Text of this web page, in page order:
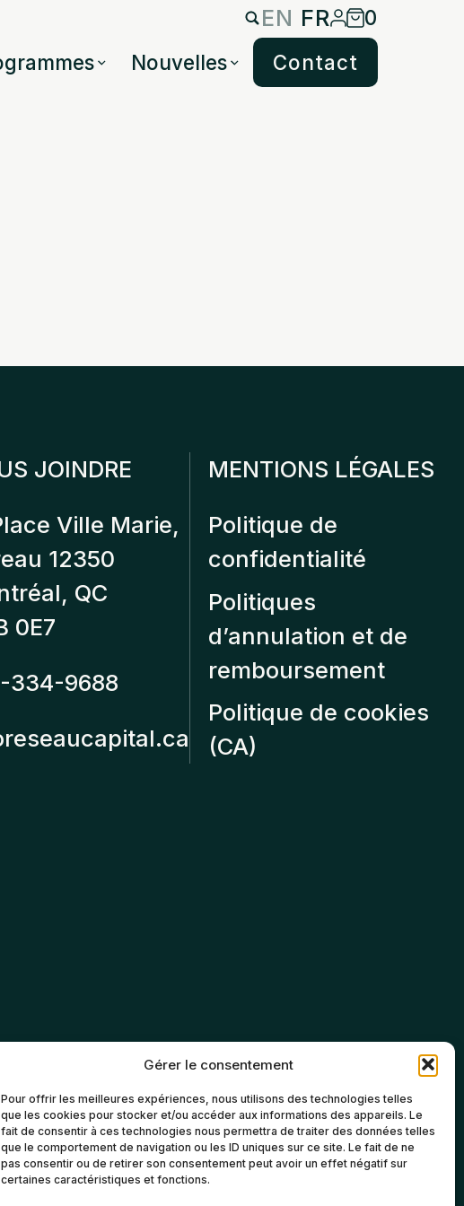
Gérer le consentement
Pour offrir les meilleures expériences, nous utilisons des technologies telles
que les cookies pour stocker et/ou accéder aux informations des appareils. Le
fait de consentir à ces technologies nous permettra de traiter des données telles
que le comportement de navigation ou les ID uniques sur ce site. Le fait de ne
pas consentir ou de retirer son consentement peut avoir un effet négatif sur
certaines caractéristiques et fonctions.
EN FR
0
Nouvelles Contact
JOINDRE
Ville Marie,
12350
QC
0E7
334-9688
MENTIONS LÉGALES
Politique de
confidentialité
Politiques
d’annulation et de
remboursement
Politique de cookies
(CA)